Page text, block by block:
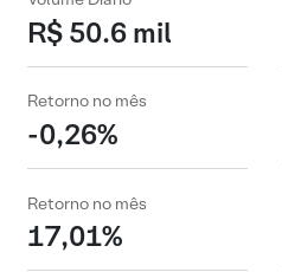
R$ 50.6 mil
Retorno no mês
-0,26%
Retorno no mês
17,01%